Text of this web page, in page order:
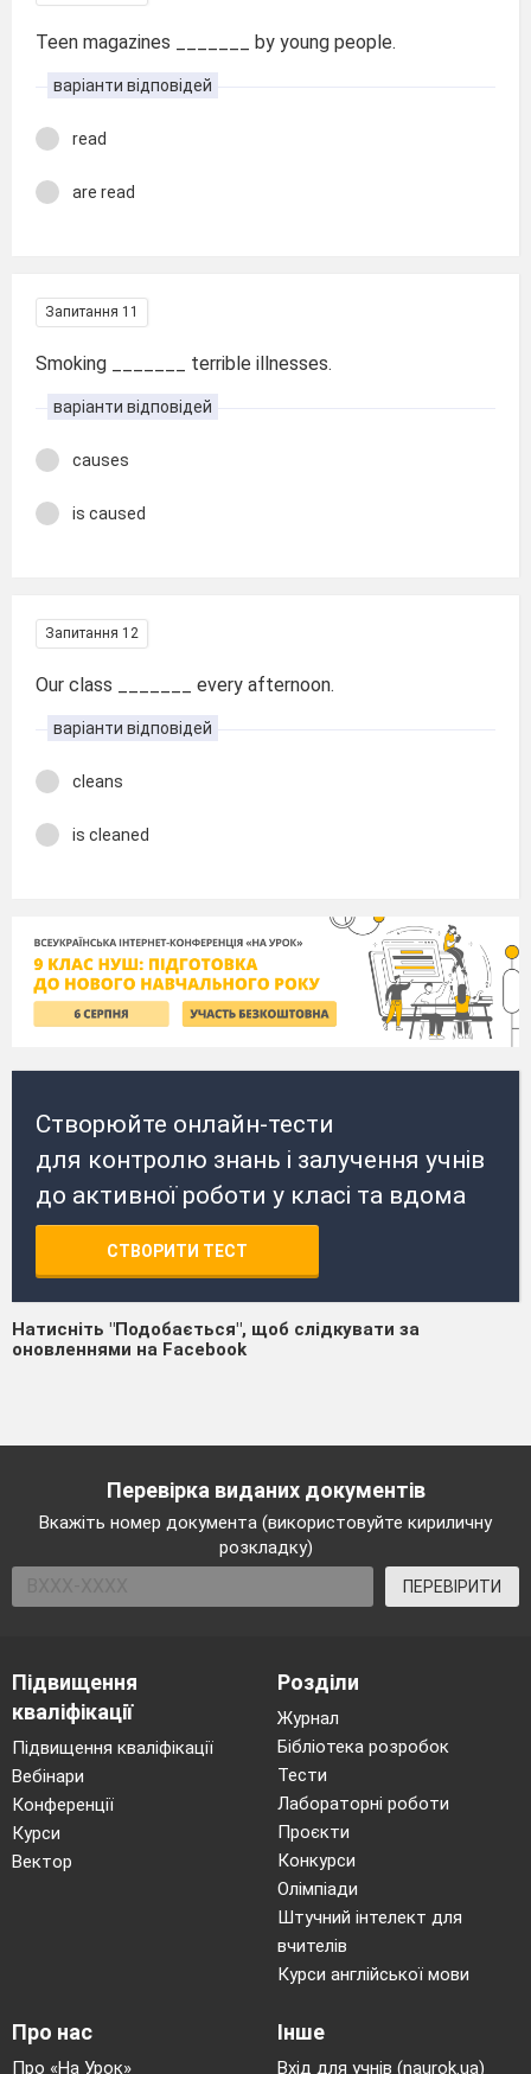
Teen magazines _______ by young people.
варіанти відповідей
read
are read
Запитання 11
Smoking _______ terrible illnesses.
варіанти відповідей
causes
is caused
Запитання 12
Our class _______ every afternoon.
варіанти відповідей
cleans
is cleaned
Створюйте онлайн-тести
для контролю знань і залучення учнів
до активної роботи у класі та вдома
СТВОРИТИ ТЕСТ
Натисніть "Подобається", щоб слідкувати за
оновленнями на Facebook
Перевірка виданих документів
Вкажіть номер документа (використовуйте кириличну
розкладку)
ПЕРЕВІРИТИ
Підвищення
кваліфікації
Підвищення кваліфікації
Вебінари
Конференції
Курси
Вектор
Розділи
Журнал
Бібліотека розробок
Тести
Лабораторні роботи
Проєкти
Конкурси
Олімпіади
Штучний інтелект для
вчителів
Курси англійської мови
Про нас
Про «На Урок»
Інше
Вхід для учнів (naurok.ua)